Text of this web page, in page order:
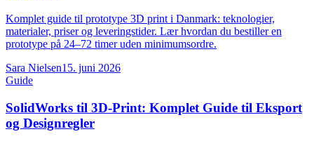
Komplet guide til prototype 3D print i Danmark: teknologier,
materialer, priser og leveringstider. Lær hvordan du bestiller en
prototype på 24–72 timer uden minimumsordre.
Sara Nielsen15. juni 2026
Guide
SolidWorks til 3D-Print: Komplet Guide til Eksport
og Designregler